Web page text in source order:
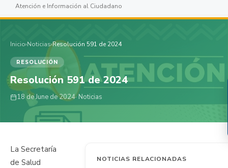
Atención e Información al Ciudadano
Inicio›Noticias›Resolución 591 de 2024
RESOLUCIÓN
Resolución 591 de 2024
18 de June de 2024· Noticias
La Secretaría
de Salud
NOTICIAS RELACIONADAS